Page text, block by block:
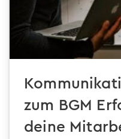
zum BGM
deine